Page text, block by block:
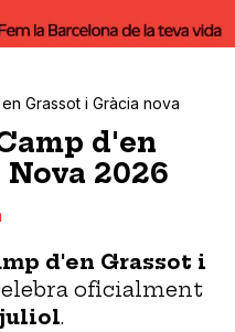
Grassot i Gràcia nova
d'en
2026
d'en Grassot i
oficialment
juliol.